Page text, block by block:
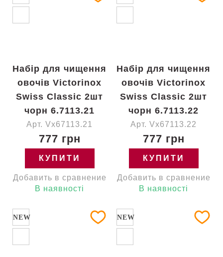
Набір для чищення
овочів Victorinox
Swiss Classic 2шт
чорн 6.7113.21
Арт. Vx67113.21
777 грн
КУПИТИ
Добавить в сравнение
В наявності
Набір для чищення
овочів Victorinox
Swiss Classic 2шт
чорн 6.7113.22
Арт. Vx67113.22
777 грн
КУПИТИ
Добавить в сравнение
В наявності
NEW NEW